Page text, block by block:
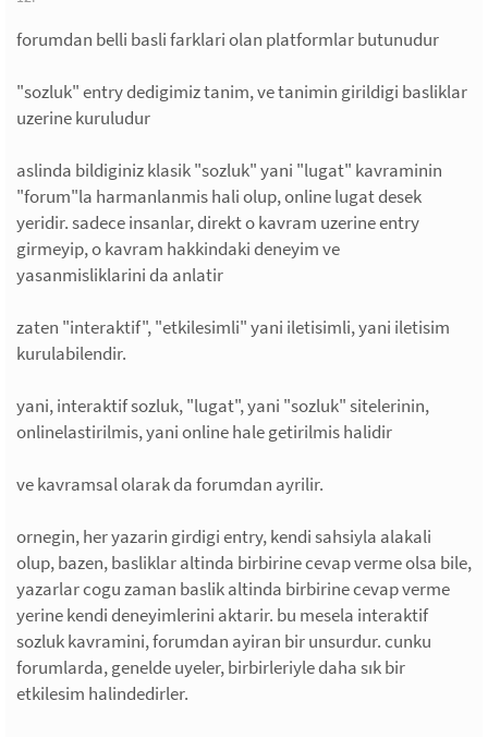
forumdan belli basli farklari olan platformlar butunudur
"sozluk" entry dedigimiz tanim, ve tanimin girildigi basliklar
uzerine kuruludur
aslinda bildiginiz klasik "sozluk" yani "lugat" kavraminin
"forum"la harmanlanmis hali olup, online lugat desek
yeridir. sadece insanlar, direkt o kavram uzerine entry
girmeyip, o kavram hakkindaki deneyim ve
yasanmisliklarini da anlatir
zaten "interaktif", "etkilesimli" yani iletisimli, yani iletisim
kurulabilendir.
yani, interaktif sozluk, "lugat", yani "sozluk" sitelerinin,
onlinelastirilmis, yani online hale getirilmis halidir
ve kavramsal olarak da forumdan ayrilir.
ornegin, her yazarin girdigi entry, kendi sahsiyla alakali
olup, bazen, basliklar altinda birbirine cevap verme olsa bile,
yazarlar cogu zaman baslik altinda birbirine cevap verme
yerine kendi deneyimlerini aktarir. bu mesela interaktif
sozluk kavramini, forumdan ayiran bir unsurdur. cunku
forumlarda, genelde uyeler, birbirleriyle daha sık bir
etkilesim halindedirler.